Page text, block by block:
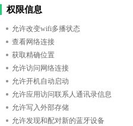
权限信息
允许改变wifi多播状态
查看网络连接
获取精确位置
允许访问网络连接
允许开机自动启动
允许应用访问联系人通讯录信息
允许写入外部存储
允许发现和配对新的蓝牙设备